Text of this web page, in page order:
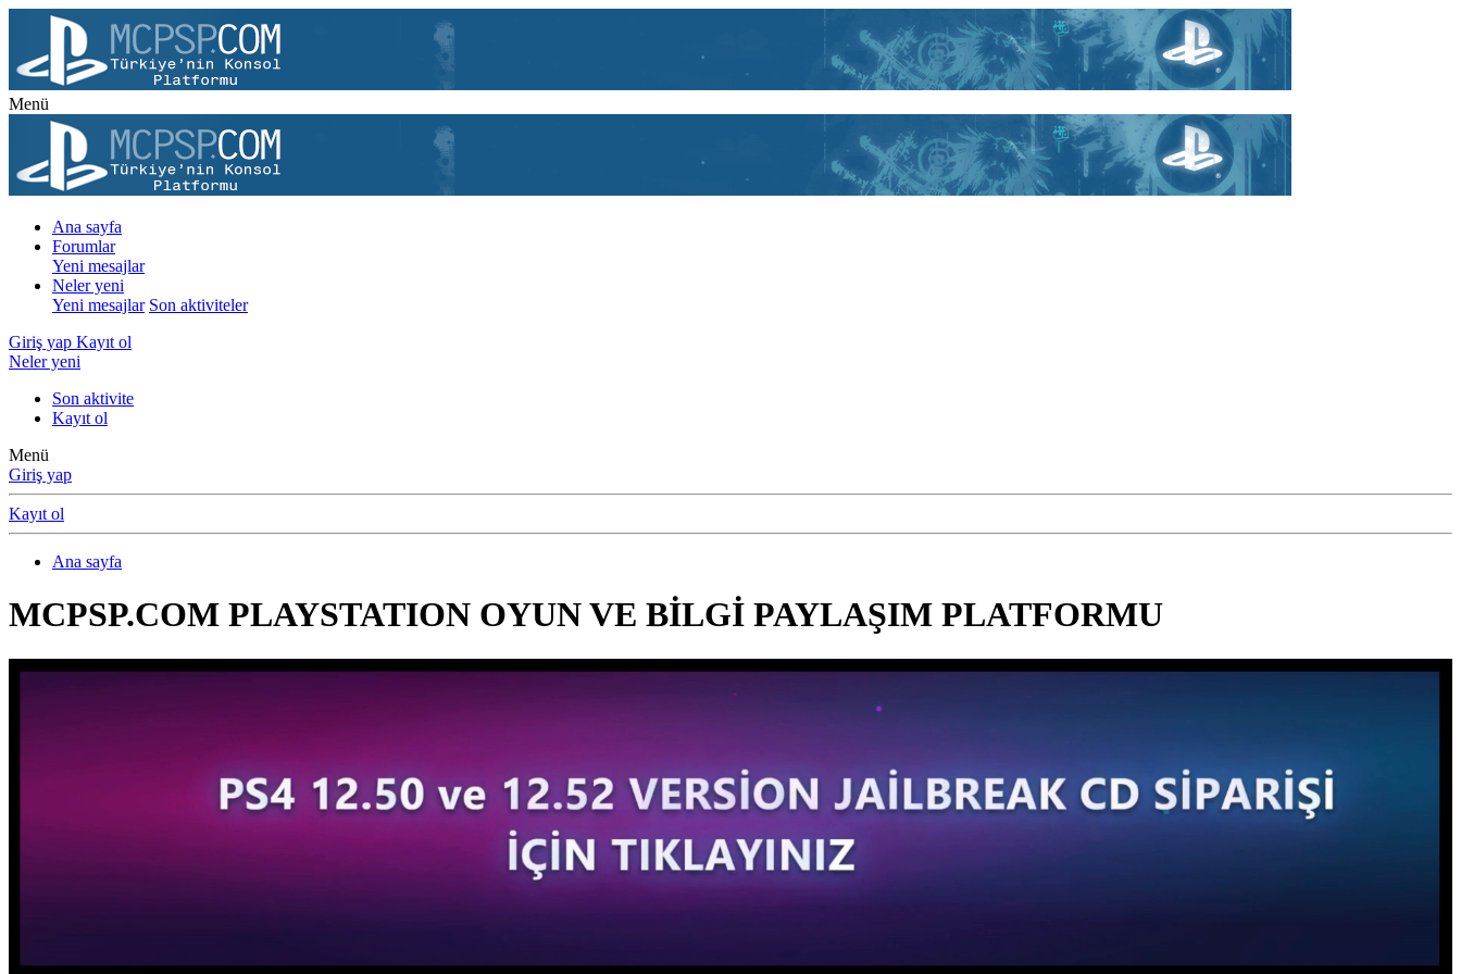
Menü
Ana sayfa
Forumlar
Yeni mesajlar
Neler yeni
Yeni mesajlar Son aktiviteler
Giriş yap Kayıt ol
Neler yeni
Son aktivite
Kayıt ol
Menü
Giriş yap
Kayıt ol
Ana sayfa
MCPSP.COM PLAYSTATION OYUN VE BİLGİ PAYLAŞIM PLATFORMU